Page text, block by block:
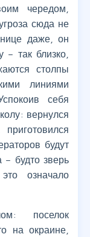
чередом,
сюда не
даже, он
так близко,
столпы
линиями
себя
вернулся
будут
будто зверь
означало
поселок
на окраине,